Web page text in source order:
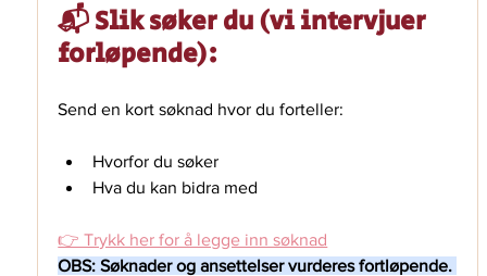
📬 Slik søker du (vi intervjuer
forløpende):
Send en kort søknad hvor du forteller:
Hvorfor du søker
Hva du kan bidra med
👉 Trykk her for å legge inn søknad
OBS: Søknader og ansettelser vurderes fortløpende.